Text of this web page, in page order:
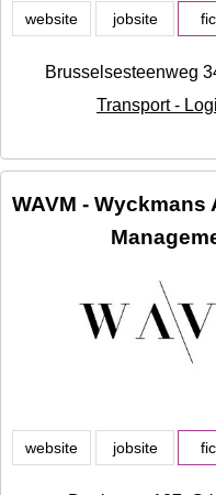
website jobsite
Brusselsesteenweg
Transport -
WAVM - Wyckmans
website jobsite